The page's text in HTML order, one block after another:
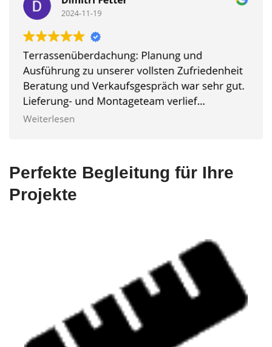
Perfekte Begleitung für Ihre
Projekte